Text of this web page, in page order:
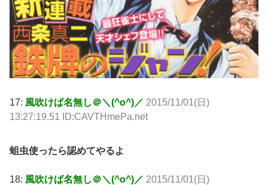
17: 風吹けば名無し＠＼(^o^)／ 2015/11/01(日)
13:27:19.51 ID:CAVTHmePa.net
蛆虫使ったら認めてやるよ
18: 風吹けば名無し＠＼(^o^)／ 2015/11/01(日)